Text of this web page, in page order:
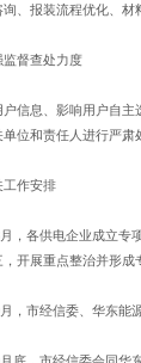
、报装流程优化、材
监督查处力度
户信息、影响用户自
单位和责任人进行严肃
工作安排
，各供电企业成立专
开展重点整治并形成
，市经信委、华东能